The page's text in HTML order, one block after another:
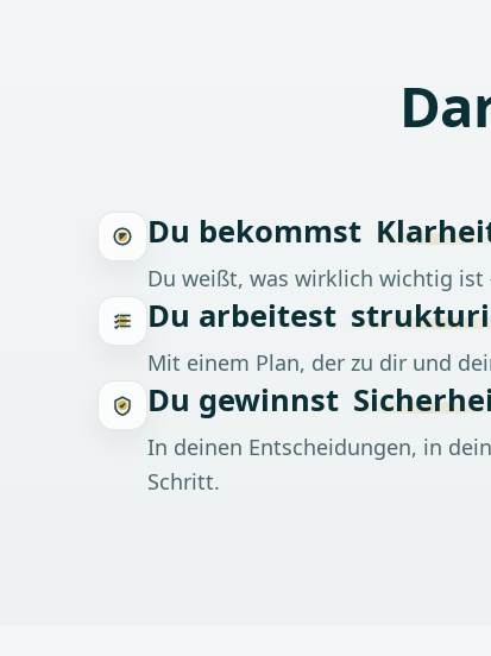
Du bekommst
Du weißt, was wirklich wichtig ist
Du arbeitest
Mit einem Plan, der zu dir und
Du gewinnst
In deinen Entscheidungen, in
Schritt.